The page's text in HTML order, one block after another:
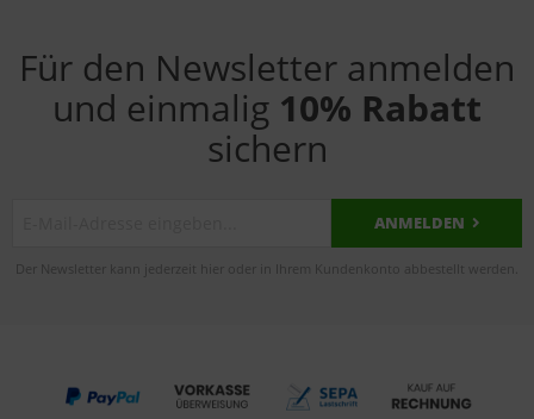
Für den Newsletter anmelden
und einmalig 10% Rabatt
sichern
ANMELDEN
Der Newsletter kann jederzeit hier oder in Ihrem Kundenkonto abbestellt werden.